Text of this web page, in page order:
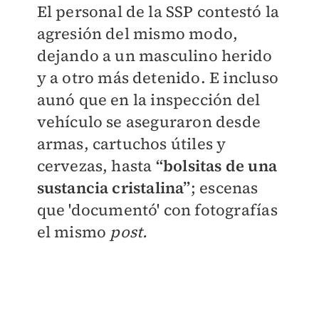
El personal de la SSP contestó la
agresión del mismo modo,
dejando a un masculino herido
y a otro más detenido. E incluso
aunó que en la inspección del
vehículo se aseguraron desde
armas, cartuchos útiles y
cervezas, hasta “bolsitas de una
sustancia cristalina”; escenas
que 'documentó' con fotografías
el mismo post.